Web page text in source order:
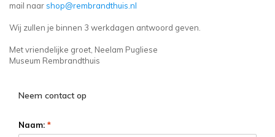
mail naarshop@rembrandthuis.nl
Wij zullen je binnen 3 werkdagen antwoord geven.
Met vriendelijke groet, Neelam Pugliese
Museum Rembrandthuis
Neem contact op
Naam: *